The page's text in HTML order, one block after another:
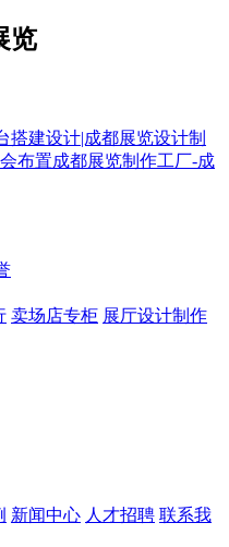
览
卖场店专柜 展厅设计制作
新闻中心 人才招聘 联系我